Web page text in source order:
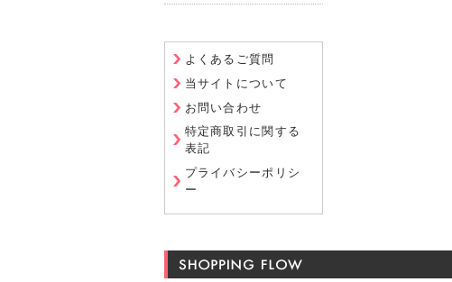
よくあるご質問
当サイトについて
お問い合わせ
特定商取引に関する
表記
プライバシーポリシ
ー